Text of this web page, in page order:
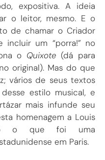
expositiva. A ideia
o leitor, mesmo. E o
de chamar o Criador
incluir um “porra!” no
o Quixote (dá para
original). Mas do que
vários de seus textos
estilo musical, e
mais infunde seu
homenagem a Louis
o que foi uma
em Paris.